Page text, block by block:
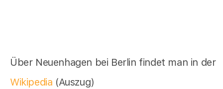
Über Neuenhagen bei Berlin findet man in der
Wikipedia (Auszug)